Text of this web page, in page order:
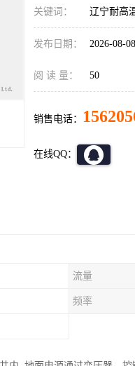
关键词： 辽宁耐高
发布日期： 2026-08-08
阅 读 量： 50
销售电话：
在线QQ：
流量
频率